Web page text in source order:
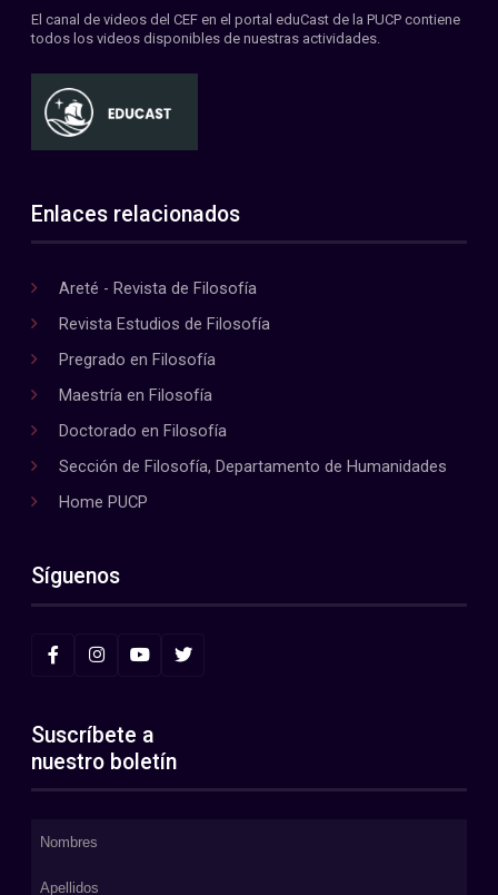
El canal de videos del CEF en el portal eduCast de la PUCP contiene
todos los videos disponibles de nuestras actividades.
Enlaces relacionados
Areté - Revista de Filosofía
Revista Estudios de Filosofía
Pregrado en Filosofía
Maestría en Filosofía
Doctorado en Filosofía
Sección de Filosofía, Departamento de Humanidades
Home PUCP
Síguenos
Suscríbete a
nuestro boletín